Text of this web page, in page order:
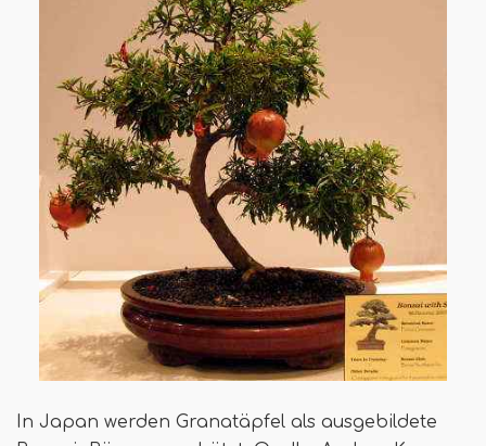
In Japan werden Granatäpfel als ausgebildete